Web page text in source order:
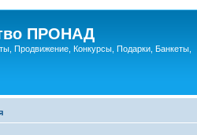
ПРОНАД
Продвижение, Конкурсы, Подарки, Банкеты,